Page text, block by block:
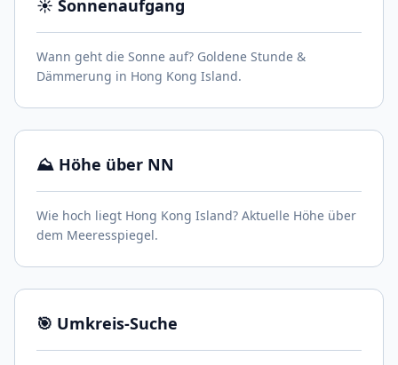
☀️ Sonnenaufgang
Wann geht die Sonne auf? Goldene Stunde &
Dämmerung in Hong Kong Island.
⛰️ Höhe über NN
Wie hoch liegt Hong Kong Island? Aktuelle Höhe über
dem Meeresspiegel.
🎯 Umkreis-Suche